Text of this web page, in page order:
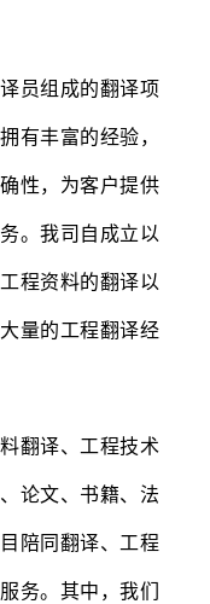
员组成的翻译项
有丰富的经验，
性，为客户提供
。我司自成立以
程资料的翻译以
量的工程翻译经
翻译、工程技术
论文、书籍、法
陪同翻译、工程
务。其中，我们